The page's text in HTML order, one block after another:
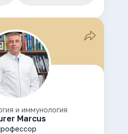
и иммунология
Marcus